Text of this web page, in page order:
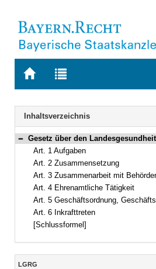
Zur
BAYERN.RECHT
Zur
letzten
Suche
Navigation
Inhaltsverzeichnis
Bereich reduzieren
Gesetz über den Landesgesundheitsrat (Landesgesundheitsratsgesetz – LGRG)
Art. 1 Aufgaben
Art. 2 Zusammensetzung
Art. 3 Zusammenarbeit mit
Art. 4 Ehrenamtliche Tätigkeit
Art. 5 Geschäftsordnung,
Art. 6 Inkrafttreten
[Schlussformel]
Inhalt
LGRG